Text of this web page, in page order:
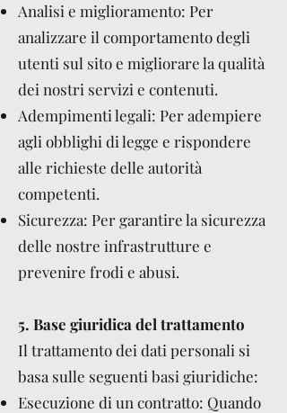
Analisi e miglioramento: Per
analizzare il comportamento degli
utenti sul sito e migliorare la qualità
dei nostri servizi e contenuti.
Adempimenti legali: Per adempiere
agli obblighi di legge e rispondere
alle richieste delle autorità
competenti.
Sicurezza: Per garantire la sicurezza
delle nostre infrastrutture e
prevenire frodi e abusi.
5. Base giuridica del trattamento
Il trattamento dei dati personali si
basa sulle seguenti basi giuridiche:
Esecuzione di un contratto: Quando